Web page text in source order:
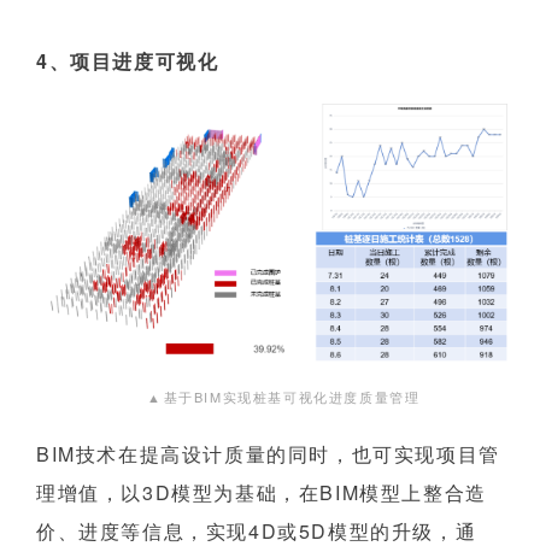
4、项目进度可视化
▲ 基于BIM实现桩基可视化进度质量管理
BIM技术在提高设计质量的同时，也可实现项目管
理增值，以3D模型为基础，在BIM模型上整合造
价、进度等信息，实现4D或5D模型的升级，通